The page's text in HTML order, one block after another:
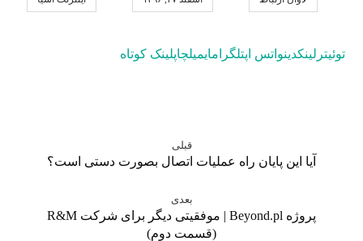
توئیتر لینکدینواتس اپتلگرامایمیلچاپلینک کوتاه
قبلی
آیا این پایان راه عملیات اتصال بصورت دستی است؟
بعدی
پروژه Beyond.pl | موفقیتی دیگر برای شرکت R&M
(قسمت دوم)